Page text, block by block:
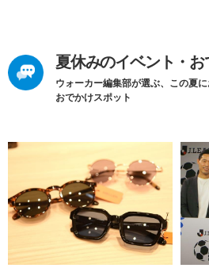
夏休みのイベント・
ウォーカー編集部が選ぶ、この夏
おでかけスポット